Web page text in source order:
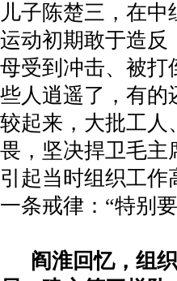
儿子陈楚三，在
运动初期敢于造反
母受到冲击、被打
些人逍遥了，有的
较起来，大批工人
畏，坚决捍卫毛主
引起当时组织工
一条戒律：“特别
阎淮回忆，组